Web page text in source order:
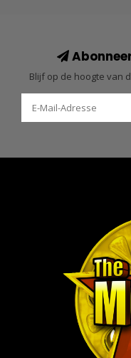
Blijf op de hoogte van